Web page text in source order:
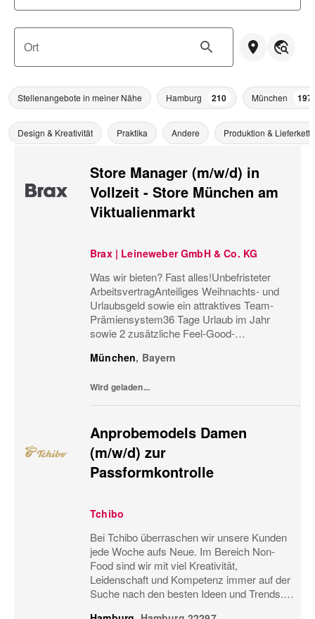
Ort
Stellenangebote in meiner Nähe Hamburg 210 München 197
Design & Kreativität Praktika Andere Produktion & Lieferkette
Store Manager (m/w/d) in
Vollzeit - Store München am
Viktualienmarkt
Brax | Leineweber GmbH & Co. KG
Was wir bieten? Fast alles!Unbefristeter
ArbeitsvertragAnteiliges Weihnachts- und
Urlaubsgeld sowie ein attraktives Team-
Prämiensystem36 Tage Urlaub im Jahr
sowie 2 zusätzliche Feel-Good-
Personaleinsatzplanung und eine
60%...
München, Bayern
Wird geladen...
Anprobemodels Damen
(m/w/d) zur
Passformkontrolle
Tchibo
Bei Tchibo überraschen wir unsere Kunden
jede Woche aufs Neue. Im Bereich Non-
Food sind wir mit viel Kreativität,
Leidenschaft und Kompetenz immer auf der
Suche nach den besten Ideen und Trends.